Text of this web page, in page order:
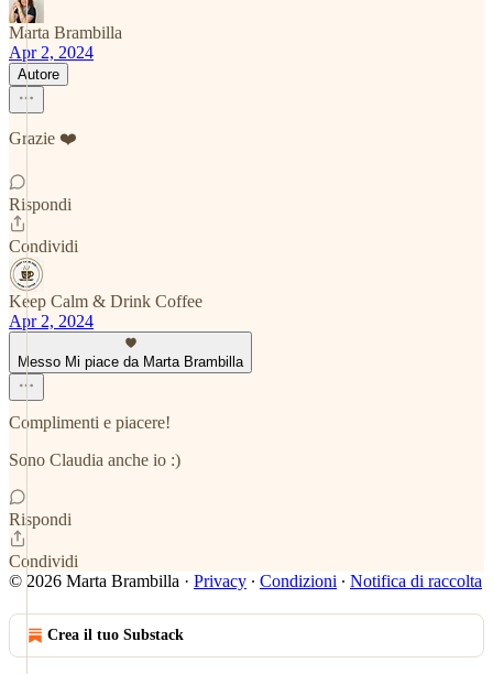
Marta Brambilla
Apr 2, 2024
Autore
Grazie ❤️
Rispondi
Condividi
Keep Calm & Drink Coffee
Apr 2, 2024
Messo Mi piace da Marta Brambilla
Complimenti e piacere!
Sono Claudia anche io :)
Rispondi
Condividi
© 2026 Marta Brambilla · Privacy ∙ Condizioni ∙ Notifica di raccolta
Crea il tuo Substack